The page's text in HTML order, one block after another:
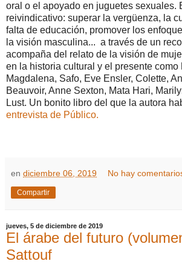
oral o el apoyado en juguetes sexuales.
reivindicativo: superar la vergüenza, la
falta de educación, promover los
la visión masculina... a través de un
acompaña del relato de la visión de
en la historia cultural y el presente como
Magdalena, Safo, Eve Ensler, Colette,
Beauvoir, Anne Sexton, Mata Hari,
Lust. Un bonito libro del que la autora
entrevista de Público.
en diciembre 06, 2019 No hay
Compartir
jueves, 5 de diciembre de 2019
El árabe del futuro
Sattouf